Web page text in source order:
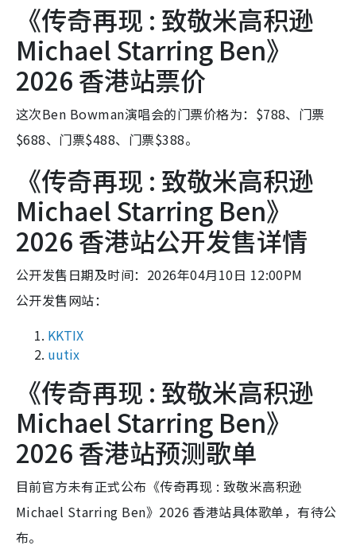
《传奇再现 : 致敬米高积逊
Michael Starring Ben》
2026 香港站票价
这次Ben Bowman演唱会的门票价格为：$788、门票
$688、门票$488、门票$388。
《传奇再现 : 致敬米高积逊
Michael Starring Ben》
2026 香港站公开发售详情
公开发售日期及时间：2026年04月10日 12:00PM
公开发售网站：
KKTIX
uutix
《传奇再现 : 致敬米高积逊
Michael Starring Ben》
2026 香港站预测歌单
目前官方未有正式公布《传奇再现 : 致敬米高积逊
Michael Starring Ben》2026 香港站具体歌单，有待公
布。